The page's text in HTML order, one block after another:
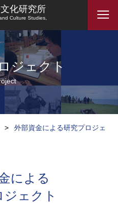
化研究所
Culture Studies,
ジェクト
>
外部資金による研究プロジェ
による
ェクト